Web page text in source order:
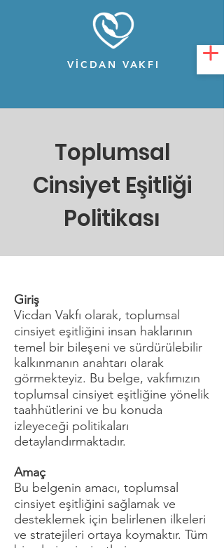
VİCDAN VAKFI
Toplumsal
Cinsiyet Eşitliği
Politikası
​Giriş
Vicdan Vakfı olarak, toplumsal
cinsiyet eşitliğini insan haklarının
temel bir bileşeni ve sürdürülebilir
kalkınmanın anahtarı olarak
görmekteyiz. Bu belge, vakfımızın
toplumsal cinsiyet eşitliğine yönelik
taahhütlerini ve bu konuda
izleyeceği politikaları
detaylandırmaktadır.
Amaç
Bu belgenin amacı, toplumsal
cinsiyet eşitliğini sağlamak ve
desteklemek için belirlenen ilkeleri
ve stratejileri ortaya koymaktır. Tüm